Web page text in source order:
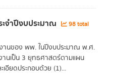
จำปีงบประมาณ
98 total
านของ พพ. ในปีงบประมาณ พ.ศ.
านเป็น 3 ยุทธศาสตร์ตามแผน
อียดประกอบด้วย (1)...